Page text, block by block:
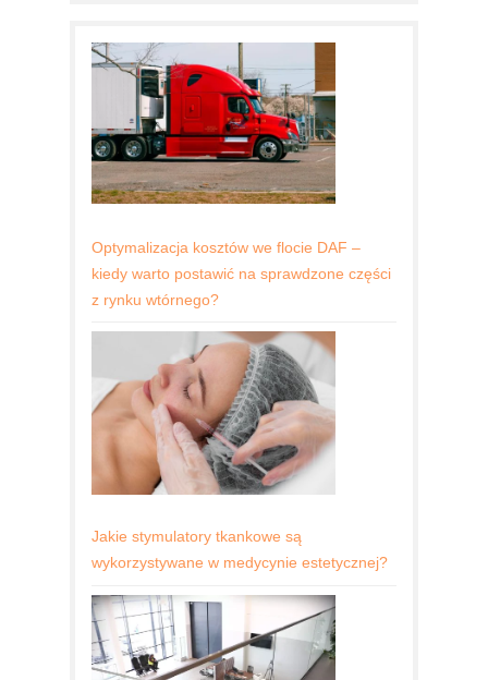
Optymalizacja kosztów we flocie DAF –
kiedy warto postawić na sprawdzone części
z rynku wtórnego?
Jakie stymulatory tkankowe są
wykorzystywane w medycynie estetycznej?